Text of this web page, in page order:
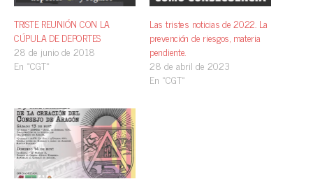
TRISTE REUNIÓN CON LA
CÚPULA DE DEPORTES
28 de junio de 2018
En «CGT»
Las tristes noticias de 2022. La
prevención de riesgos, materia
pendiente.
28 de abril de 2023
En «CGT»